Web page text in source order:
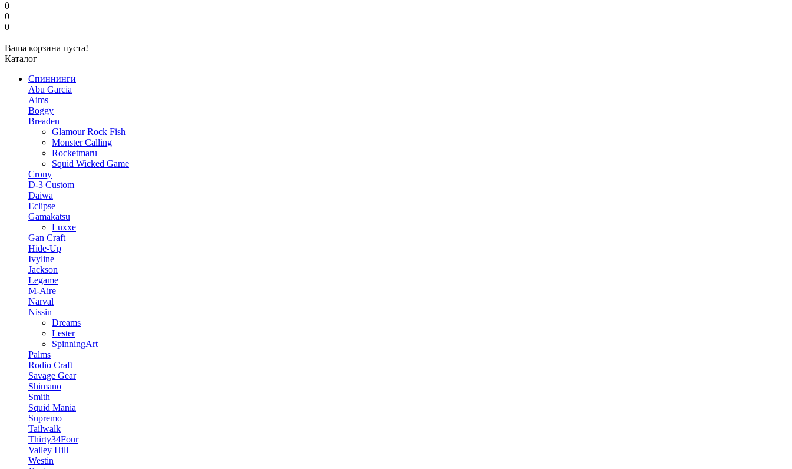
0
0
0
Ваша корзина пуста!
Каталог
Спиннинги
Abu Garcia
Aims
Boggy
Breaden
Glamour Rock Fish
Monster Calling
Rocketmaru
Squid Wicked Game
Crony
D-3 Custom
Daiwa
Eclipse
Gamakatsu
Luxxe
Gan Craft
Hide-Up
Ivyline
Jackson
Legame
M-Aire
Narval
Nissin
Dreams
Lester
SpinningArt
Palms
Rodio Craft
Savage Gear
Shimano
Smith
Squid Mania
Supremo
Tailwalk
Thirty34Four
Valley Hill
Westin